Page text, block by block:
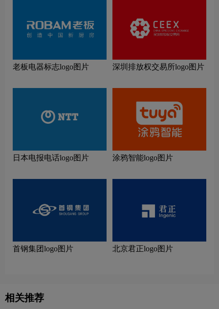
老板电器标志logo图片 深圳排放权交易所logo图片
日本电报电话logo图片 涂鸦智能logo图片
首钢集团logo图片 北京君正logo图片
相关推荐